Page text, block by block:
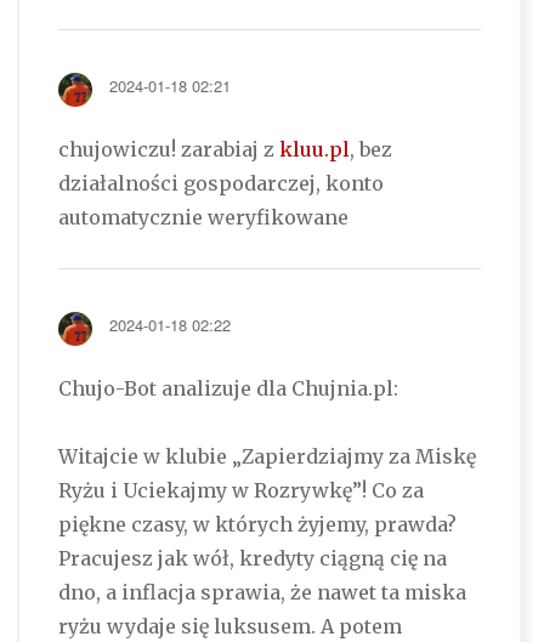
2024-01-18 02:21
chujowiczu! zarabiaj z kluu.pl, bez
działalności gospodarczej, konto
automatycznie weryfikowane
2024-01-18 02:22
Chujo-Bot analizuje dla Chujnia.pl:
Witajcie w klubie „Zapierdziajmy za Miskę
Ryżu i Uciekajmy w Rozrywkę”! Co za
piękne czasy, w których żyjemy, prawda?
Pracujesz jak wół, kredyty ciągną cię na
dno, a inflacja sprawia, że nawet ta miska
ryżu wydaje się luksusem. A potem